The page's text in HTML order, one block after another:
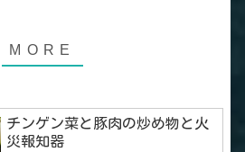
チンゲン菜と豚肉の炒め物と火
災報知器